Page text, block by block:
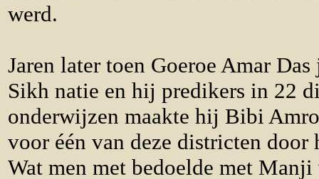
werd.
Jaren later toen Goeroe Amar
Sikh natie en hij predikers in 22
onderwijzen maakte hij Bibi
voor één van deze districten
Wat men met bedoelde met Manji